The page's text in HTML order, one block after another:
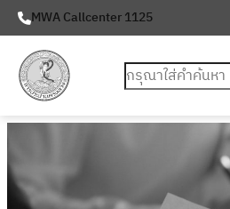
MWA Callcenter 1125
ค้นหา